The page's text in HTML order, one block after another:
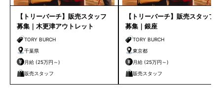
【トリーバーチ】販売スタッフ
募集｜木更津アウトレット
TORY BURCH
千葉県
月給 (25万円～)
販売スタッフ
【トリーバーチ】販売スタッフ
募集｜銀座
TORY BURCH
東京都
月給 (25万円～)
販売スタッフ